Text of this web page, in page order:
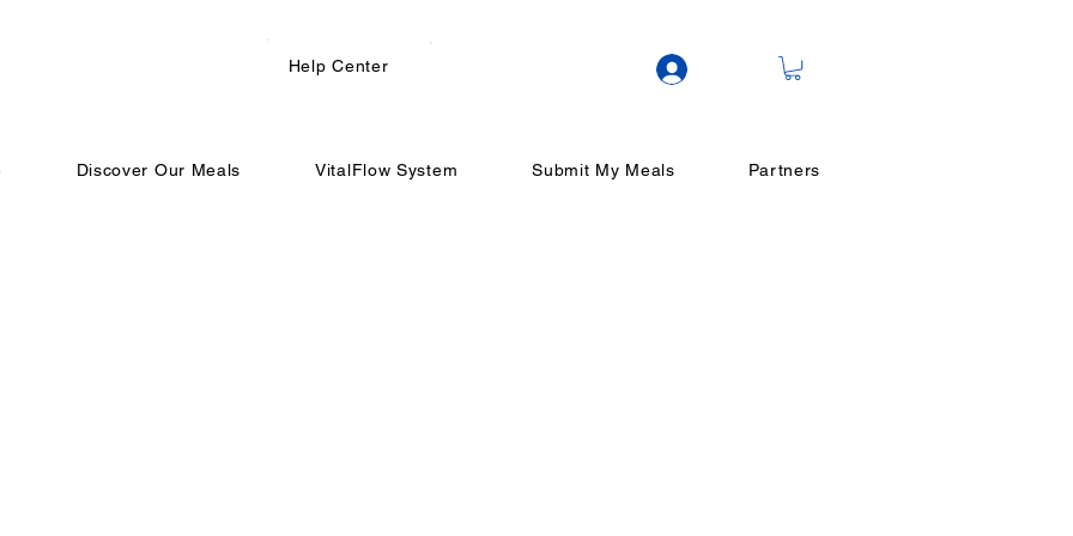
Help Center
Discover Our Meals VitalFlow System Submit My Meals Partners